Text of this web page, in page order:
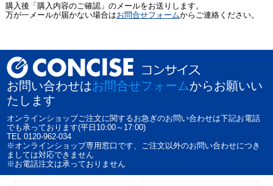
購入後「購入内容のご確認」のメールをお送りします。
万が一メールが届かない場合はお問合せフォームからご連絡ください。
お問い合わせはお問合せフォームからお願いい
たします
オンラインショップご注文に関するお急ぎのお問い合わせは下記お電話
でも承っております(平日10:00～17:00)
TEL 0120-962-034
※オンラインショップ専用窓口です、ご注文以外のお問い合わせにつき
ましては対応できません
※お電話注文は承っておりません